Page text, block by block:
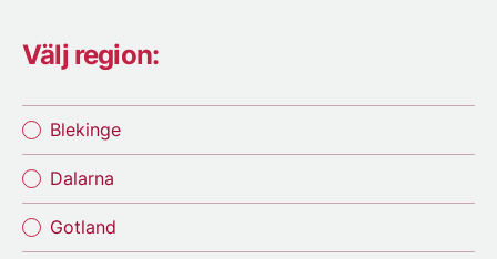
Välj region:
Blekinge
Dalarna
Gotland